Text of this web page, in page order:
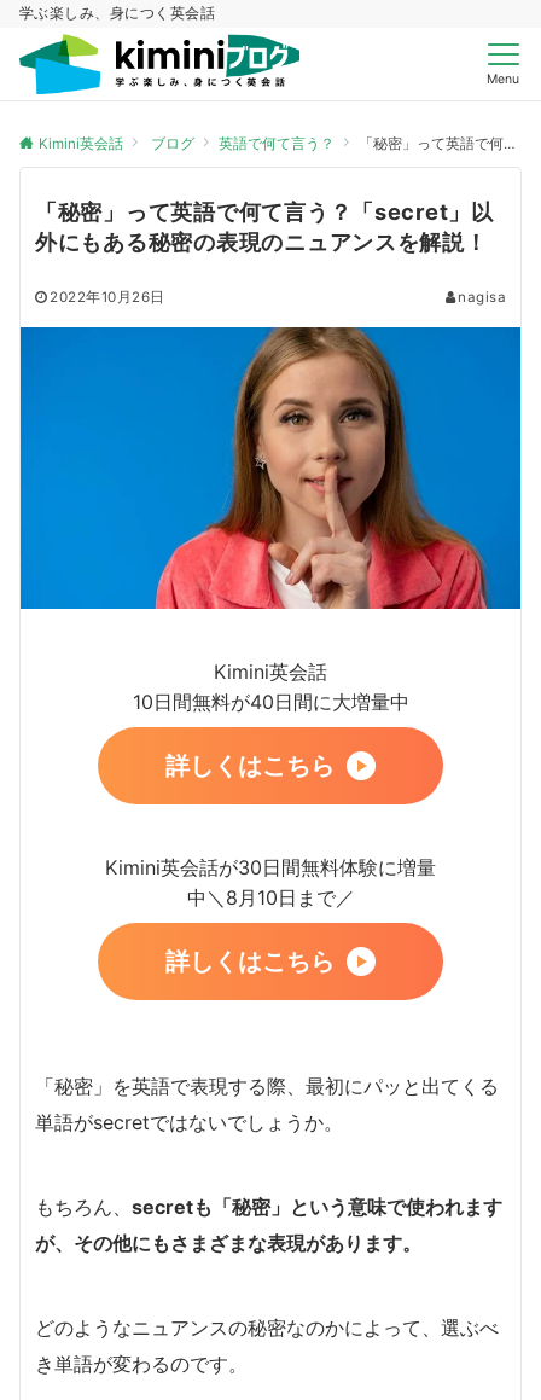
学ぶ楽しみ、身につく英会話
Menu
Kimini英会話 ブログ 英語で何て言う？ 「秘密」って英語で何て言う？「secret」以外にもある秘密の表現のニュアンスを解説！
「秘密」って英語で何て言う？「secret」以
外にもある秘密の表現のニュアンスを解説！
2022年10月26日 nagisa
Kimini英会話
10日間無料が40日間に大増量中
詳しくはこちら
Kimini英会話が30日間無料体験に増量
中＼8月10日まで／
詳しくはこちら
「秘密」を英語で表現する際、最初にパッと出てくる
単語がsecretではないでしょうか。
もちろん、 secretも「秘密」という意味で使われます
が、その他にもさまざまな表現があります。
どのようなニュアンスの秘密なのかによって、選ぶべ
き単語が変わるのです。